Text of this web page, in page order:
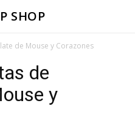
SHOP
de Mouse y Corazones
de
y